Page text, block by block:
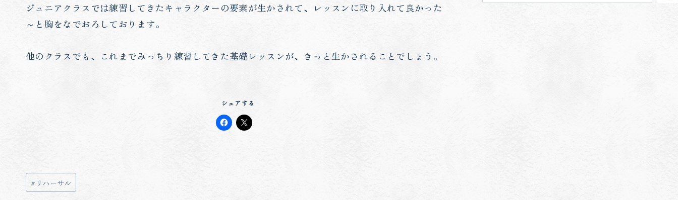
ジュニアクラスでは練習してきたキャラクターの要素が生かされて、レッスンに取り入れて良かった
～と胸をなでおろしております。
他のクラスでも、これまでみっちり練習してきた基礎レッスンが、きっと生かされることでしょう。
シェアする
投
稿
# リハーサル